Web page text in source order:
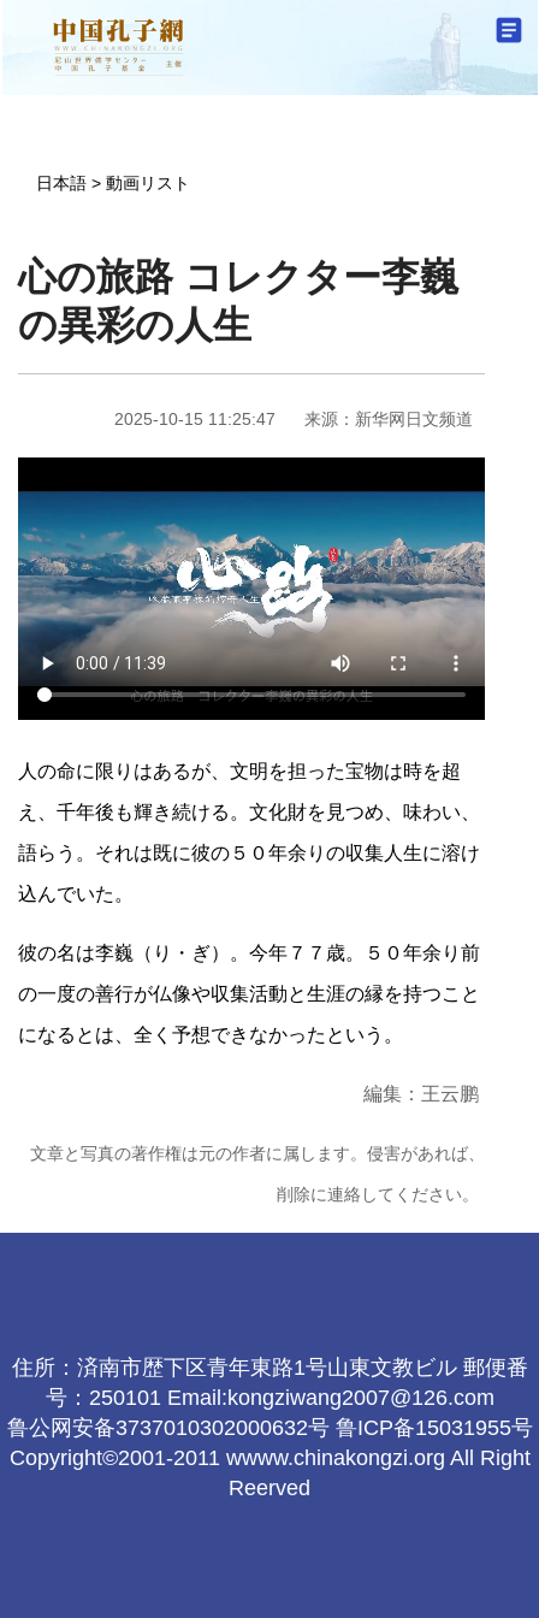
日本語 > 動画リスト
心の旅路 コレクター李巍
の異彩の人生
2025-10-15 11:25:47 来源：新华网日文频道
人の命に限りはあるが、文明を担った宝物は時を超
え、千年後も輝き続ける。文化財を見つめ、味わい、
語らう。それは既に彼の５０年余りの収集人生に溶け
込んでいた。
彼の名は李巍（り・ぎ）。今年７７歳。５０年余り前
の一度の善行が仏像や収集活動と生涯の縁を持つこと
になるとは、全く予想できなかったという。
編集：王云鹏
文章と写真の著作権は元の作者に属します。侵害があれば、
削除に連絡してください。
住所：済南市歴下区青年東路1号山東文教ビル 郵便番
号：250101 Email:kongziwang2007@126.com
鲁公网安备3737010302000632号 鲁ICP备15031955号
Copyright©2001-2011 wwww.chinakongzi.org All Right
Reerved